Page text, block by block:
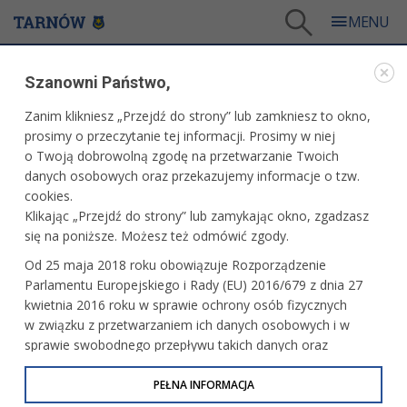
ZNAMY WYNIKI MATURY 2025
08.07.2025, 11:07
W Tarnowie tym roku egzamin maturalny zdało 84 proc.
osób, a w Polsce 80 proc. Największe trudności maturzyści
mieli z matematyką. Jak poradzili sobie z językiem
angielskim i językiem polskim?
Szanowni Państwo,
Zanim klikniesz „Przejdź do strony” lub zamkniesz to okno,
prosimy o przeczytanie tej informacji. Prosimy w niej
o Twoją dobrowolną zgodę na przetwarzanie Twoich
danych osobowych oraz przekazujemy informacje o tzw.
cookies.
Klikając „Przejdź do strony” lub zamykając okno, zgadzasz
się na poniższe. Możesz też odmówić zgody.
Od 25 maja 2018 roku obowiązuje Rozporządzenie
Parlamentu Europejskiego i Rady (EU) 2016/679 z dnia 27
kwietnia 2016 roku w sprawie ochrony osób fizycznych
w związku z przetwarzaniem ich danych osobowych i w
sprawie swobodnego przepływu takich danych oraz
uchylenia dyrektywy 95/46/WE (określane jako RODO, GDPR
lub Ogólne Rozporządzenie o Ochronie Danych
PEŁNA INFORMACJA